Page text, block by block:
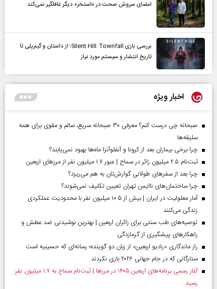
امضای سروش صحت در «استخر» دیگر غافلگیر نمی‌کند
بررسی بازی Silent Hill: Townfall؛ از داستان و گیم‌پلی تا
تاریخ انتشار و سیستم مورد نیاز
اخبار ویژه
صبحانه چی درست کنم؟ معرفی ۳۰ صبحانه سریع، سالم و مقوی برای همه
سلیقه‌ها
چرا برخی بیماران بعد از کرونا و آنفلوآنزا ماه‌ها بهبود نمی‌یابند؟
ثبت‌نام ۲.۵ میلیون زائر در سماح | عبور ۱.۷ میلیون نفر از مرز‌های اربعین
چرا بعد از سفرهای طولانی گوارش‌تان به هم می‌ریزد؟
چرا ساختمان‌های ناایمن تهران تعیین تکلیف نمی‌شوند؟
آمار معلولیت در ایران | بیش از ۱۰.۵ میلیون نفر با محدودیت عملکردی
زندگی می‌کنند
توصیه‌های طب سنتی برای زائران اربعین | بهترین نوشیدنی ضد عطش و
راهکارهای پیشگیری از گرمازدگی
راز ماندگاری «رادیو اربعین» از زبان دو گوینده؛ رسانه‌ای که حسینیه است
ستارگانی که در جام جهانی ۲۰۲۶ بازی نکردند
آغاز رسمی برنامه‌های اربعین ۱۴۰۵ در مرز‌ها | ثبت‌نام سماح به ۱.۷ میلیون نفر
رسید